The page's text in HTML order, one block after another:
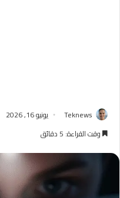
Teknews يونيو 16, 2026
وقت القراءة: 5 دقائق